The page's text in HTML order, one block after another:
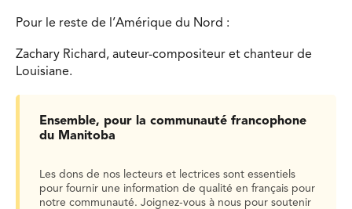
Pour le reste de l’Amérique du Nord :
Zachary Richard, auteur-compositeur et chanteur de
Louisiane.
Ensemble, pour la communauté francophone
du Manitoba
Les dons de nos lecteurs et lectrices sont essentiels
pour fournir une information de qualité en français pour
notre communauté. Joignez-vous à nous pour soutenir